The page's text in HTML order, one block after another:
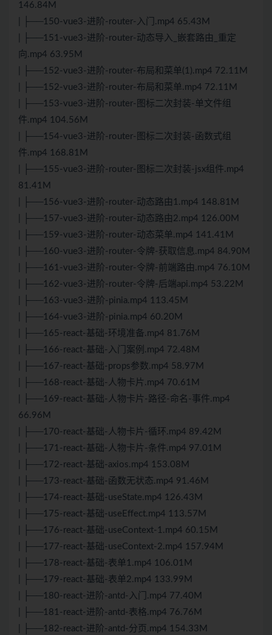
146.84M
| ├──150-vue3-进阶-router-入门.mp4 65.43M
| ├──151-vue3-进阶-router-动态导入_嵌套路由_重定
向.mp4 63.95M
| ├──152-vue3-进阶-router-布局和菜单(1).mp4 72.11M
| ├──152-vue3-进阶-router-布局和菜单.mp4 72.11M
| ├──153-vue3-进阶-router-图标二次封装-单文件组
件.mp4 104.56M
| ├──154-vue3-进阶-router-图标二次封装-函数式组
件.mp4 168.81M
| ├──155-vue3-进阶-router-图标二次封装-jsx组件.mp4
81.41M
| ├──156-vue3-进阶-router-动态路由1.mp4 148.81M
| ├──157-vue3-进阶-router-动态路由2.mp4 126.00M
| ├──159-vue3-进阶-router-动态菜单.mp4 141.41M
| ├──160-vue3-进阶-router-令牌-获取信息.mp4 84.90M
| ├──161-vue3-进阶-router-令牌-前端路由.mp4 76.10M
| ├──162-vue3-进阶-router-令牌-后端api.mp4 53.22M
| ├──163-vue3-进阶-pinia.mp4 113.45M
| ├──164-vue3-进阶-pinia.mp4 60.20M
| ├──165-react-基础-环境准备.mp4 81.76M
| ├──166-react-基础-入门案例.mp4 72.48M
| ├──167-react-基础-props参数.mp4 58.97M
| ├──168-react-基础-人物卡片.mp4 70.61M
| ├──169-react-基础-人物卡片-路径-命名-事件.mp4
66.96M
| ├──170-react-基础-人物卡片-循环.mp4 89.42M
| ├──171-react-基础-人物卡片-条件.mp4 97.01M
| ├──172-react-基础-axios.mp4 153.08M
| ├──173-react-基础-函数无状态.mp4 91.46M
| ├──174-react-基础-useState.mp4 126.43M
| ├──175-react-基础-useEffect.mp4 113.57M
| ├──176-react-基础-useContext-1.mp4 60.15M
| ├──177-react-基础-useContext-2.mp4 157.94M
| ├──178-react-基础-表单1.mp4 106.01M
| ├──179-react-基础-表单2.mp4 133.99M
| ├──180-react-进阶-antd-入门.mp4 77.40M
| ├──181-react-进阶-antd-表格.mp4 76.76M
| ├──182-react-进阶-antd-分页.mp4 154.33M